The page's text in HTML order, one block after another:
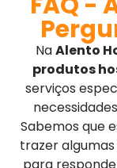
NaAlento
produtos
serviços
Sabemos que
trazer algumas